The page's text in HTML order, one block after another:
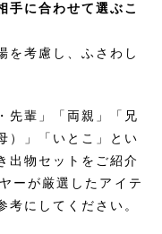
手に合わせて選ぶこ
を考慮し、ふさわし
先輩」「両親」「兄
）」「いとこ」とい
出物セットをご紹介
ーが厳選したアイテ
考にしてください。